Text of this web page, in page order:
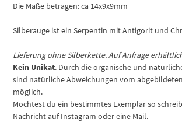
Die Maße betragen: ca 14x9x9mm
Silberauge ist ein Serpentin mit Antigorit und
Lieferung ohne Silberkette. Auf Anfrage
Kein Unikat. Durch die organische und
sind natürliche Abweichungen vom
möglich.
Möchtest du ein bestimmtes Exemplar so
Nachricht auf Instagram oder eine Mail.